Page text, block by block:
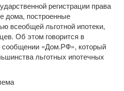
регистрации права
дома, построенные
всеобщей льготной ипотеки,
Об этом говорится в
«Дом.РФ», который
льготных ипотечных